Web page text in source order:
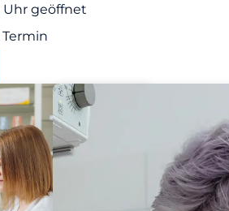
Uhr geöffnet